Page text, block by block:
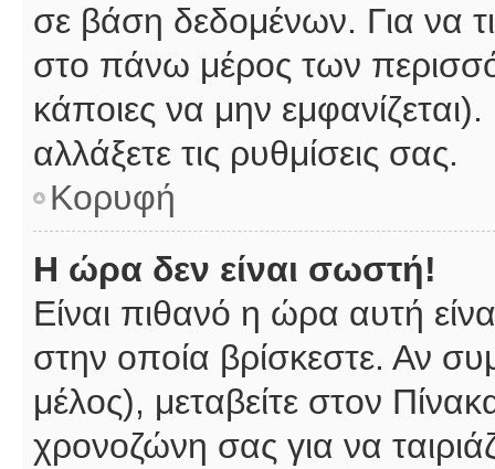
σε βάση δεδομένων. Για να
στο πάνω μέρος των
κάποιες να μην
αλλάξετε τις ρυθμίσεις σας.
Κορυφή
Η ώρα δεν είναι σωστή!
Είναι πιθανό η ώρα αυτή
στην οποία βρίσκεστε. Αν
μέλος), μεταβείτε στον
χρονοζώνη σας για να